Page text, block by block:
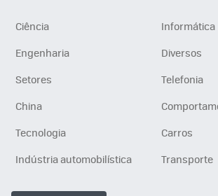
Ciência
Informática
Engenharia
Diversos
Setores
Telefonia
China
Tecnologia
Carros
Indústria automobilística
Transporte